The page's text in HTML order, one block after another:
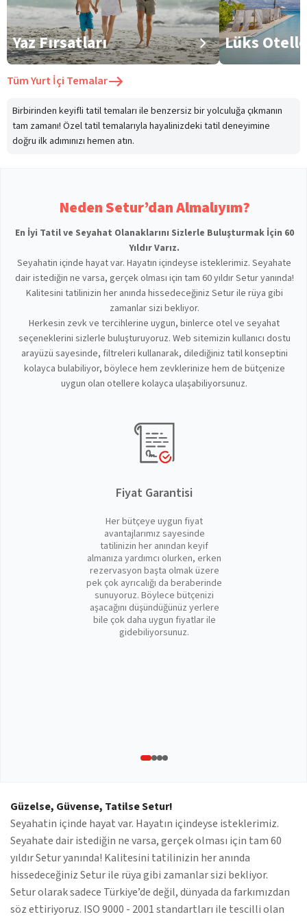
Yaz Fırsatları Lüks
TümYurt İçi Temalar
Birbirinden keyifli tatil temaları ile benzersiz bir yolculuğa çıkmanın
tam zamanı! Özel tatil temalarıyla hayalinizdeki tatil deneyimine
doğru ilk adımınızı hemen atın.
Neden Setur’dan Almalıyım?
En İyi Tatil ve Seyahat Olanaklarını Sizlerle Buluşturmak İçin 60
Yıldır Varız.
Seyahatin içinde hayat var. Hayatın içindeyse isteklerimiz. Seyahate
dair istediğin ne varsa, gerçek olması için tam 60 yıldır Setur yanında!
Kalitesini tatilinizin her anında hissedeceğiniz Setur ile rüya gibi
zamanlar sizi bekliyor.
Herkesin zevk ve tercihlerine uygun, binlerce otel ve seyahat
seçeneklerini sizlerle buluşturuyoruz. Web sitemizin kullanıcı dostu
arayüzü sayesinde, filtreleri kullanarak, dilediğiniz tatil konseptini
kolayca bulabiliyor, böylece hem zevklerinize hem de bütçenize
uygun olan otellere kolayca ulaşabiliyorsunuz.
Fiyat Garantisi
Her bütçeye uygun fiyat
avantajlarımız sayesinde
tatilinizin her anından keyif
almanıza yardımcı olurken, erken
rezervasyon başta olmak üzere
pek çok ayrıcalığı da beraberinde
sunuyoruz. Böylece bütçenizi
aşacağını düşündüğünüz yerlere
bile çok daha uygun fiyatlar ile
gidebiliyorsunuz.
Güzelse, Güvense, Tatilse Setur!
Seyahatin içinde hayat var. Hayatın içindeyse isteklerimiz.
Seyahate dair istediğin ne varsa, gerçek olması için tam 60
yıldır Setur yanında! Kalitesini tatilinizin her anında
hissedeceğiniz Setur ile rüya gibi zamanlar sizi bekliyor.
Setur olarak sadece Türkiye’de değil, dünyada da farkımızdan
söz ettiriyoruz. ISO 9000 - 2001 standartları ile tescilli olan